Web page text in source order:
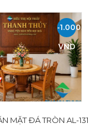
-
VND
MẶT ĐÁ TRÒN AL-131